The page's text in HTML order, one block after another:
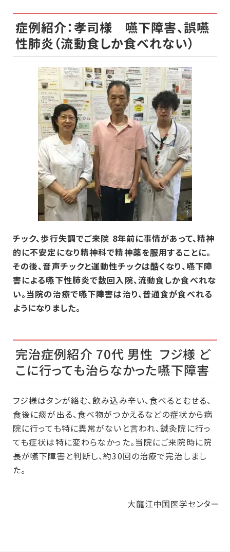
症例紹介：孝司様 嚥下障害、誤嚥
性肺炎（流動食しか食べれない）
チック、歩行失調でご来院 8年前に事情があって、精神
的に不安定になり精神科で精神薬を服用することに。
その後、音声チックと運動性チックは酷くなり、嚥下障
害による嚥下性肺炎で数回入院、流動食しか食べれな
い。当院の治療で嚥下障害は治り、普通食が食べれる
ようになりました。
完治症例紹介 70代 男性 フジ様 ど
こに行っても治らなかった嚥下障害
フジ様はタンが絡む、飲み込み辛い、食べるとむせる、
食後に痰が出る、食べ物がつかえるなどの症状から病
院に行っても特に異常がないと言われ、鍼灸院に行っ
ても症状は特に変わらなかった。当院にご来院時に院
長が嚥下障害と判断し、約30回の治療で完治しまし
た。
大龍江中国医学センター